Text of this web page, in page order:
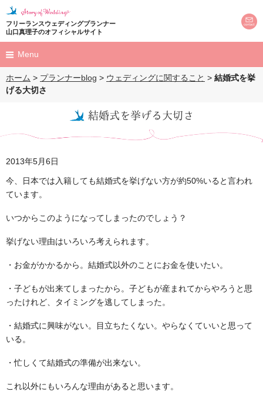
フリーランスウェディングプランナー
山口真理子のオフィシャルサイト
Menu
HOME
プロデュース
プロポーズ
M's Land Party
wedding report
フリープランナー 個別サポート講座
Individual support
ブログ
blog
contact
ホーム > プランナーblog > ウェディングに関すること > 結婚式を挙
げる大切さ
結婚式を挙げる大切さ
2013年5月6日
今、日本では入籍しても結婚式を挙げない方が約50%いると言われ
ています。
いつからこのようになってしまったのでしょう？
挙げない理由はいろいろ考えられます。
・お金がかかるから。結婚式以外のことにお金を使いたい。
・子どもが出来てしまったから。子どもが産まれてからやろうと思
ったけれど、タイミングを逃してしまった。
・結婚式に興味がない。目立ちたくない。やらなくていいと思って
いる。
・忙しくて結婚式の準備が出来ない。
これ以外にもいろんな理由があると思います。